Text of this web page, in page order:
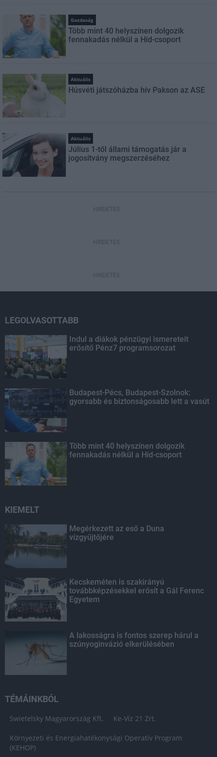
Gazdaság
Több mint 40 helyszínen dolgozik
fennakadás nélkül a Híd-csoport
Aktuális
Húsvéti játszóházba hív Pakson az ASE
Aktuális
Július 1-től állami támogatás jár a
jogosítvány megszerzéséhez
HIRDETÉS
HIRDETÉS
HIRDETÉS
LEGOLVASOTTABB
Indul a diákok pénzügyi ismereteit
erősítő Pénz7 programsorozat
Budapest-Pécs, Budapest-Szolnok:
gyorsabb és biztonságosabb lett a vasút
Több mint 40 helyszínen dolgozik
fennakadás nélkül a Híd-csoport
KIEMELT
Megérkezett az eső a Duna
vízgyűjtőjére
Kecskeméten is szakirányú
továbbképzésekkel erősít a Gál Ferenc
Egyetem
A lakosságra is fontos szerep hárul a
szúnyoginvázió elkerülésében
TÉMÁINKBÓL
Swietelsky Magyarország Kft. Ke-Víz 21 Zrt.
Környezeti és Energiahatékonysági Operatív Program
(KEHOP)